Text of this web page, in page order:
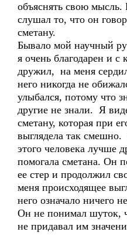
объяснять свою
слушал то, что он
сметану.
Бывало мой научный
я очень благодарен и с
дружил, на меня
него никогда не
улыбался, потому что
другие не знали. Я
сметану, которая при
выглядела так
этого человека лучше
помогала сметана. Он
ее стер и продолжил
меня происходящее
него означало ничего
Он не понимал шуток,
не придавал им